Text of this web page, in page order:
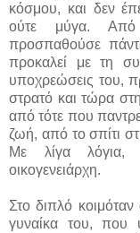
κόσμου, και δεν
ούτε μύγα. Από
προσπαθούσε
προκαλεί με τη
υποχρεώσεις του,
στρατό και τώρα
από τότε που
ζωή, από το σπίτι
Με λίγα λόγια,
οικογενειάρχη.
Στο διπλό
γυναίκα του, που